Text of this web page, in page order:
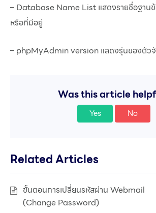
– Database Name List แสดงรายชื่อฐาน
หรือที่มีอยู่
– phpMyAdmin version แสดงรุ่นของตัว
Was this article
Yes No
Related Articles
ขั้นตอนการเปลี่ยนรหัสผ่าน Webmail
(Change Password)